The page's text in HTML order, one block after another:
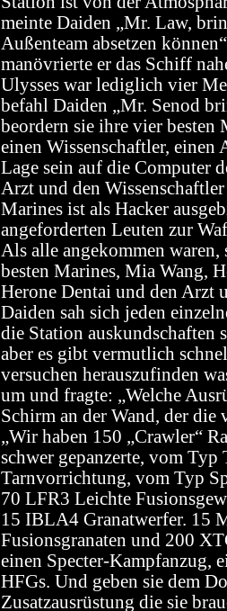
meinte Daiden „Mr. Law,
Außenteam absetzen
manövrierte er das Schiff
Ulysses war lediglich vier
befahl Daiden „Mr. Senod
beordern sie ihre vier
einen Wissenschaftler,
Lage sein auf die Computer
Arzt und den
Marines ist als Hacker
angeforderten Leuten zur
Als alle angekommen
besten Marines, Mia Wang,
Herone Dentai und den Arzt
Daiden sah sich jeden
die Station auskundschaften
aber es gibt vermutlich
versuchen herauszufinden
um und fragte: „Welche
Schirm an der Wand, der die
„Wir haben 150 „Crawler“
schwer gepanzerte, vom
Tarnvorrichtung, vom Typ
70 LFR3 Leichte
15 IBLA4 Granatwerfer. 15
Fusionsgranaten und 200
einen Specter-Kampfanzug,
HFGs. Und geben sie dem
Zusatzausrüstung die sie